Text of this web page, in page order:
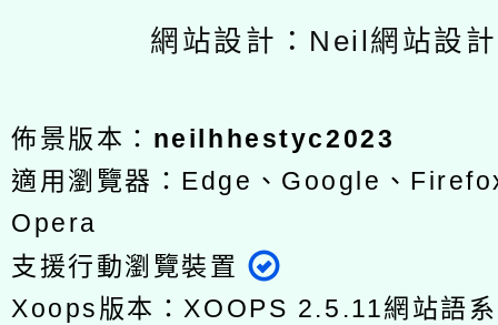
網站設計：Neil網站設
佈景版本： neilhhestyc2023
適用瀏覽器：Edge、Google、
Opera
支援行動瀏覽裝置
Xoops版本： XOOPS 2.5.11網站語